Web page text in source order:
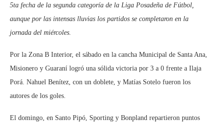
5ta fecha de la segunda categoría de la Liga Posadeña de Fútbol,
aunque por las intensas lluvias los partidos se completaron en la
jornada del miércoles.
Por la Zona B Interior, el sábado en la cancha Municipal de Santa Ana,
Misionero y Guaraní logró una sólida victoria por 3 a 0 frente a Ilaja
Porá. Nahuel Benítez, con un doblete, y Matías Sotelo fueron los
autores de los goles.
El domingo, en Santo Pipó, Sporting y Bonpland repartieron puntos